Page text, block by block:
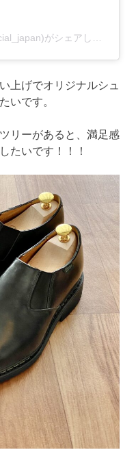
上げでオリジナルシュ
いです。
リーがあると、満足感
たいです！！！